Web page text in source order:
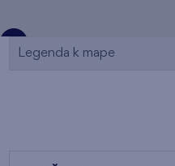
Legenda k mape